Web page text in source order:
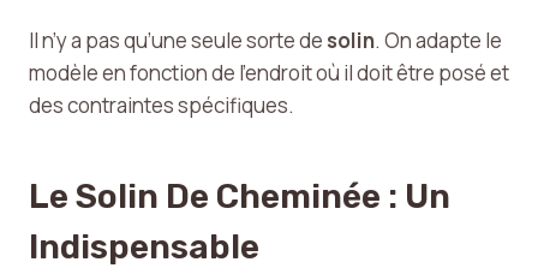
Il n’y a pas qu’une seule sorte de solin. On adapte le
modèle en fonction de l’endroit où il doit être posé et
des contraintes spécifiques.
Le Solin De Cheminée : Un
Indispensable